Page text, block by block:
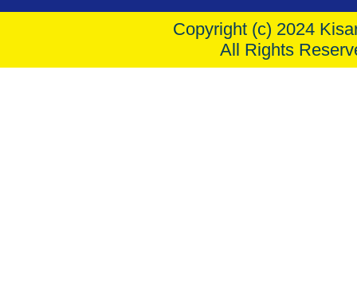
Copyright (c) 2024
All Rights